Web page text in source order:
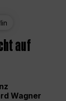
auf
Wagner